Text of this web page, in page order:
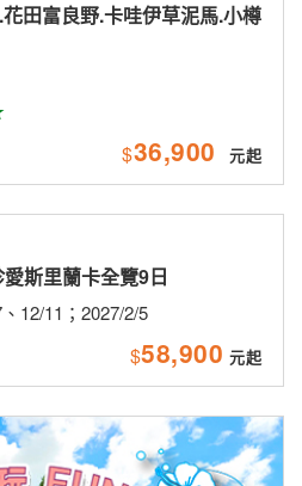
花田富良野.卡哇伊草泥馬.小樽
$36,900
愛斯里蘭卡全覽9日
12/11；2027/2/5
$58,900